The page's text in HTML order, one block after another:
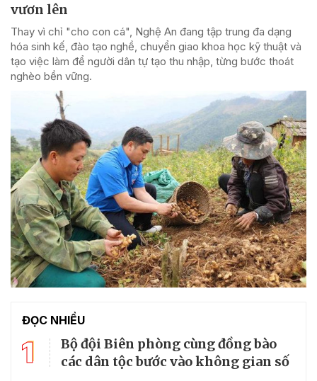
vươn lên
Thay vì chỉ "cho con cá", Nghệ An đang tập trung đa dạng
hóa sinh kế, đào tạo nghề, chuyển giao khoa học kỹ thuật và
tạo việc làm để người dân tự tạo thu nhập, từng bước thoát
nghèo bền vững.
ĐỌC NHIỀU
1
Bộ đội Biên phòng cùng đồng bào
các dân tộc bước vào không gian số